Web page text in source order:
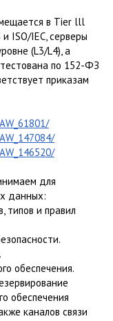
в Tier lll
ISO/IEC, серверы
(L3/L4), а
по 152-ФЗ
приказам
для
данных:
типов и правил
обеспечения.
обеспечения
каналов связи